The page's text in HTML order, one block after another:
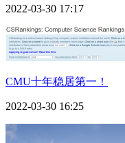
2022-03-30 17:17
CMU十年稳居第一！
2022-03-30 16:25